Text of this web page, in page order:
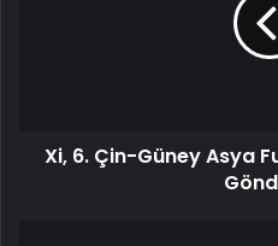
Xi, 6. Çin-Güney Asya